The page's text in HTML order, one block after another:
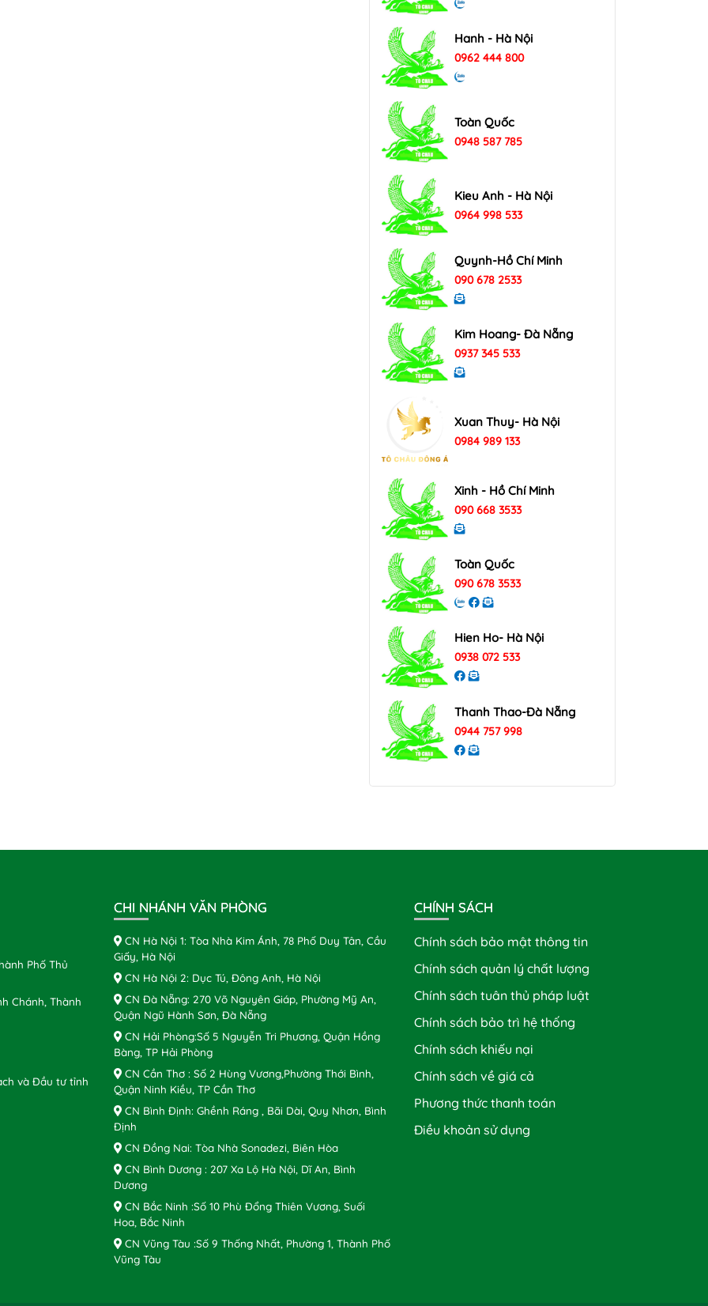
Hanh - Hà Nội
0962 444 800
Toàn Quốc
0948 587 785
Kieu Anh - Hà Nội
0964 998 533
Quynh-Hồ Chí Minh
090 678 2533
Kim Hoang- Đà Nẵng
0937 345 533
Xuan Thuy- Hà Nội
0984 989 133
Xinh - Hồ Chí Minh
090 668 3533
Toàn Quốc
090 678 3533
Hien Ho- Hà Nội
0938 072 533
Thanh Thao-Đà Nẵng
0944 757 998
Phố Thủ
Chánh, Thành
và Đầu tư tỉnh
CHI NHÁNH VĂN PHÒNG
CN Hà Nội 1: Tòa Nhà Kim Ánh, 78 Phố Duy Tân, Cầu
Giấy, Hà Nội
CN Hà Nội 2: Dục Tú, Đông Anh, Hà Nội
CN Đà Nẵng: 270 Võ Nguyên Giáp, Phường Mỹ An,
Quận Ngũ Hành Sơn, Đà Nẵng
CN Hải Phòng:Số 5 Nguyễn Tri Phương, Quận Hồng
Bàng, TP Hải Phòng
CN Cần Thơ : Số 2 Hùng Vương,Phường Thới Bình,
Quận Ninh Kiều, TP Cần Thơ
CN Bình Định: Ghềnh Ráng , Bãi Dài, Quy Nhơn, Bình
Định
CN Đồng Nai: Tòa Nhà Sonadezi, Biên Hòa
CN Bình Dương : 207 Xa Lộ Hà Nội, Dĩ An, Bình
Dương
CN Bắc Ninh :Số 10 Phù Đổng Thiên Vương, Suối
Hoa, Bắc Ninh
CN Vũng Tàu :Số 9 Thống Nhất, Phường 1, Thành Phố
Vũng Tàu
CHÍNH SÁCH
Chính sách bảo mật thông tin
Chính sách quản lý chất lượng
Chính sách tuân thủ pháp luật
Chính sách bảo trì hệ thống
Chính sách khiếu nại
Chính sách về giá cả
Phương thức thanh toán
Điều khoản sử dụng